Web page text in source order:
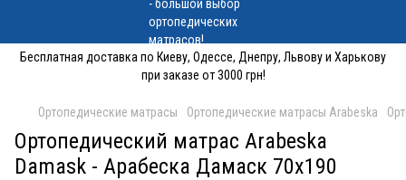
Бесплатная доставка по Киеву, Одессе, Днепру, Львову и Харькову
при заказе от 3000 грн!
Ортопедические матрасы Ортопедические матрасы Arabeska
Ортопедический матрас Arabeska
Damask - Арабеска Дамаск 70x190